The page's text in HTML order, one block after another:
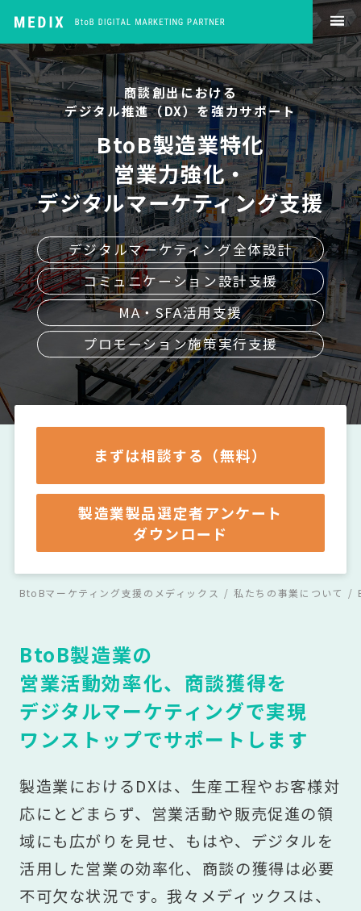
商談創出における
デジタル推進（DX）を強力サポート
BtoB製造業特化
営業力強化・
デジタルマーケティング支援
デジタルマーケティング全体設計
コミュニケーション設計支援
MA・SFA活用支援
プロモーション施策実行支援
まずは相談する（無料）
製造業製品選定者アンケート
ダウンロード
BtoBマーケティング支援のメディックス 私たちの事業について
BtoB製造業の
営業活動効率化、 商談獲得を
デジタルマーケティングで実現
ワンストップでサポートします
製造業におけるDXは、生産工程やお客様対
応にとどまらず、営業活動や販売促進の領
域にも広がりを見せ、もはや、デジタルを
活用した営業の効率化、商談の獲得は必要
不可欠な状況です。我々メディックスは、